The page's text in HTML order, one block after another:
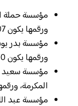
مؤسسة حملة
ورقمها يكون 555444007.
مؤسسة بدر
ورقمها يكون 555515170.
مؤسسة سعيد
المكرمة، ورقمها
مؤسسة عبد